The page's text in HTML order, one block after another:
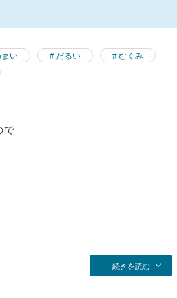
い だるい
むくみ
で
続きを読む